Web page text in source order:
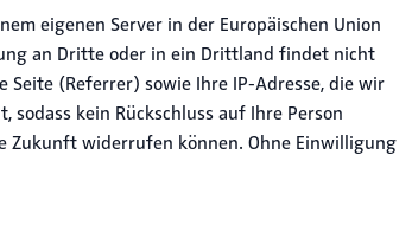
eigenen Server in der Europäischen Union
an Dritte oder in ein Drittland findet nicht
(Referrer) sowie Ihre IP-Adresse, die wir
kein Rückschluss auf Ihre Person
Zukunft widerrufen können. Ohne Einwilligung